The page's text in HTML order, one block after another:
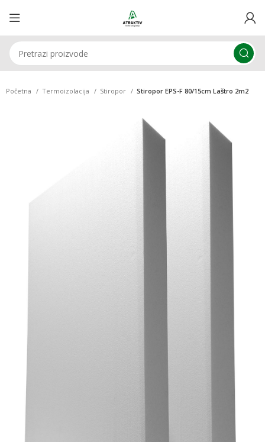
Početna Termoizolacija Stiropor Stiropor EPS-F 80/15cm Laštro 2m2